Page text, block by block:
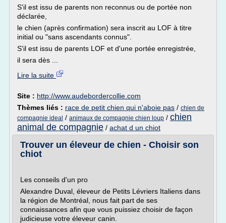
S'il est issu de parents non reconnus ou de portée non
déclarée,
le chien (après confirmation) sera inscrit au LOF à titre
initial ou "sans ascendants connus".
S'il est issu de parents LOF et d'une portée enregistrée,
il sera dès ...
Lire la suite
Site : http://www.audebordercollie.com
Thèmes liés : race de petit chien qui n'aboie pas / chien de
compagnie ideal / animaux de compagnie chien loup / chien
animal de compagnie / achat d un chiot
Trouver un éleveur de chien - Choisir son
chiot
Les conseils d'un pro
Alexandre Duval, éleveur de Petits Lévriers Italiens dans
la région de Montréal, nous fait part de ses
connaissances afin que vous puissiez choisir de façon
judicieuse votre éleveur canin.